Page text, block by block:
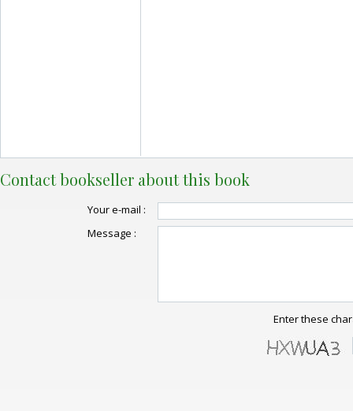
Contact bookseller about this book
Your e-mail :
Message :
Enter these